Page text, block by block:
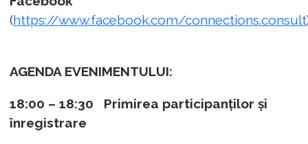
(https://www.facebook.com/connections.consult
AGENDA EVENIMENTULUI:
18:00 – 18:30 Primirea participanților și
înregistrare